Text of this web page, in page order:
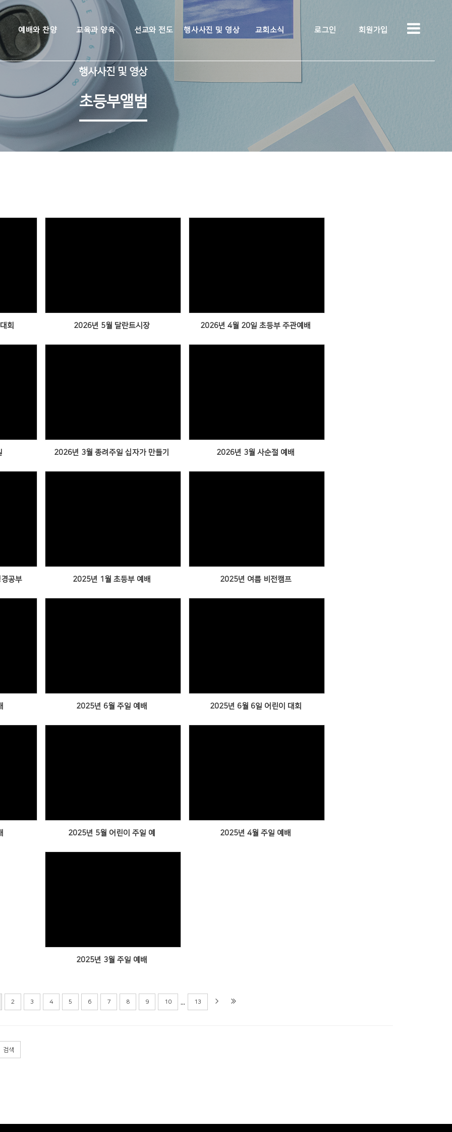
예배와 찬양 교육과 양육 선교와 전도 행사사진 및 영상 교회소식 로그인 회원가입
행사사진 및 영상
초등부앨범
회 2026년 5월 달란트시장 2026년 4월 20일 초등부 주관예배
2026년 3월 종려주일 십자가 만들기 2026년 3월 사순절 예배
공부 2025년 1월 초등부 예배 2025년 여름 비전캠프
2025년 6월 주일 예배 2025년 6월 6일 어린이 대회
2025년 5월 어린이 주일 예 2025년 4월 주일 예배
2025년 3월 주일 예배
2 3 4 5 6 7 8 9 10 ... 13
검색